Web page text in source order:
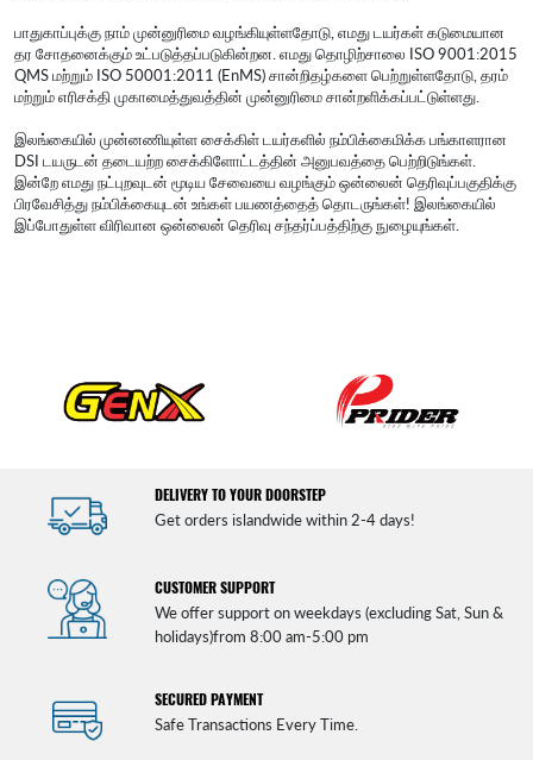
பாதுகாப்புக்கு நாம் முன்னுரிமை வழங்கியுள்ளதோடு, எமது டயர்கள் கடுமையான
தர சோதனைக்கும் உட்படுத்தப்படுகின்றன. எமது தொழிற்சாலை ISO 9001:2015
QMS மற்றும் ISO 50001:2011 (EnMS) சான்றிதழ்களை பெற்றுள்ளதோடு, தரம்
மற்றும் எரிசக்தி முகாமைத்துவத்தின் முன்னுரிமை சான்றளிக்கப்பட்டுள்ளது.
இலங்கையில் முன்னணியுள்ள சைக்கிள் டயர்களில் நம்பிக்கைமிக்க பங்காளரான
DSI டயருடன் தடையற்ற சைக்கிளோட்டத்தின் அனுபவத்தை பெற்றிடுங்கள்.
இன்றே எமது நட்புறவுடன் மூடிய சேவையை வழங்கும் ஒன்லைன் தெரிவுப்பகுதிக்கு
பிரவேசித்து நம்பிக்கையுடன் உங்கள் பயணத்தைத் தொடருங்கள்! இலங்கையில்
இப்போதுள்ள விரிவான ஒன்லைன் தெரிவு சந்தர்ப்பத்திற்கு நுழையுங்கள்.
DELIVERY TO YOUR DOORSTEP
Get orders islandwide within 2-4 days!
CUSTOMER SUPPORT
We offer support on weekdays (excluding Sat, Sun &
holidays)from 8:00 am-5:00 pm
SECURED PAYMENT
Safe Transactions Every Time.